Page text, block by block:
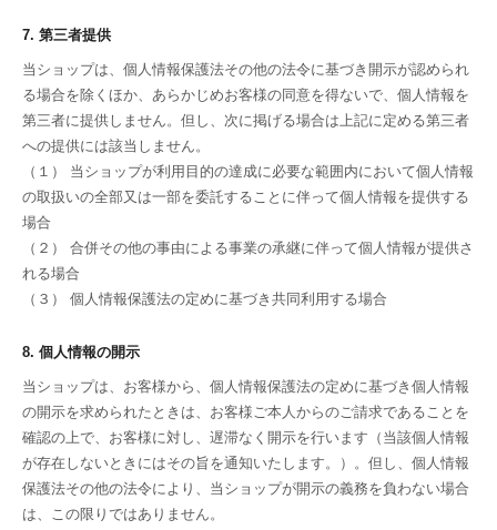
7. 第三者提供
当ショップは、個人情報保護法その他の法令に基づき開示が認められ
る場合を除くほか、あらかじめお客様の同意を得ないで、個人情報を
第三者に提供しません。但し、次に掲げる場合は上記に定める第三者
への提供には該当しません。
（１） 当ショップが利用目的の達成に必要な範囲内において個人情報
の取扱いの全部又は一部を委託することに伴って個人情報を提供する
場合
（２） 合併その他の事由による事業の承継に伴って個人情報が提供さ
れる場合
（３） 個人情報保護法の定めに基づき共同利用する場合
8. 個人情報の開示
当ショップは、お客様から、個人情報保護法の定めに基づき個人情報
の開示を求められたときは、お客様ご本人からのご請求であることを
確認の上で、お客様に対し、遅滞なく開示を行います（当該個人情報
が存在しないときにはその旨を通知いたします。）。但し、個人情報
保護法その他の法令により、当ショップが開示の義務を負わない場合
は、この限りではありません。